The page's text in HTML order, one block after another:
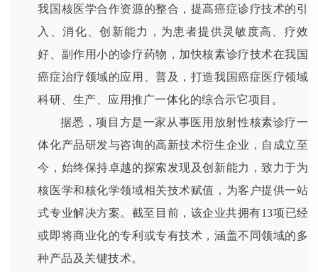
我国核医学合作资源的整合，提高癌症诊疗技术的引
入、消化、创新能力，为患者提供灵敏度高、疗效
好、副作用小的诊疗药物，加快核素诊疗技术在我国
癌症治疗领域的应用、普及，打造我国癌症医疗领域
科研、生产、应用推广一体化的综合示它项目。
据悉，项目方是一家从事医用放射性核素诊疗一
体化产品研发与咨询的高新技术衍生企业，自成立至
今，始终保持卓越的探索发现及创新能力，致力于为
核医学和核化学领域相关技术赋值，为客户提供一站
式专业解决方案。截至目前，该企业共拥有13项已经
或即将商业化的专利或专有技术，涵盖不同领域的多
种产品及关键技术。